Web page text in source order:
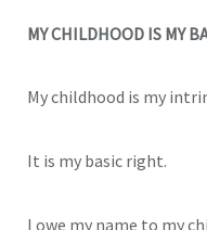
MY CHILDHOOD IS MY
My childhood is my
It is my basic right.
I owe my name to my